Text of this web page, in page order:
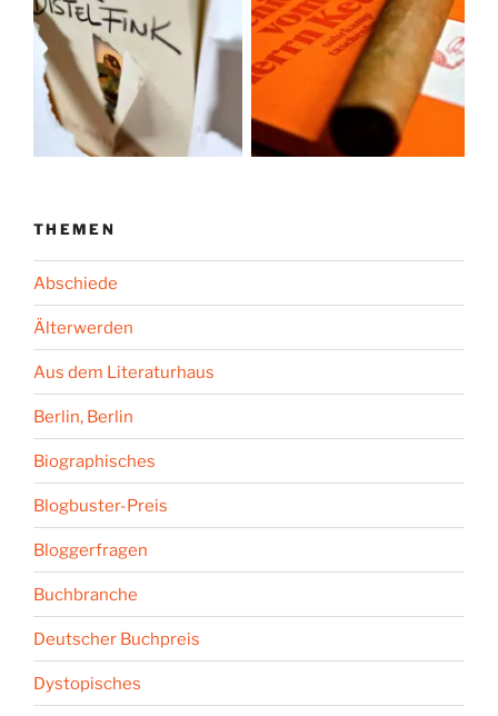
THEMEN
Abschiede
Älterwerden
Aus dem Literaturhaus
Berlin, Berlin
Biographisches
Blogbuster-Preis
Bloggerfragen
Buchbranche
Deutscher Buchpreis
Dystopisches